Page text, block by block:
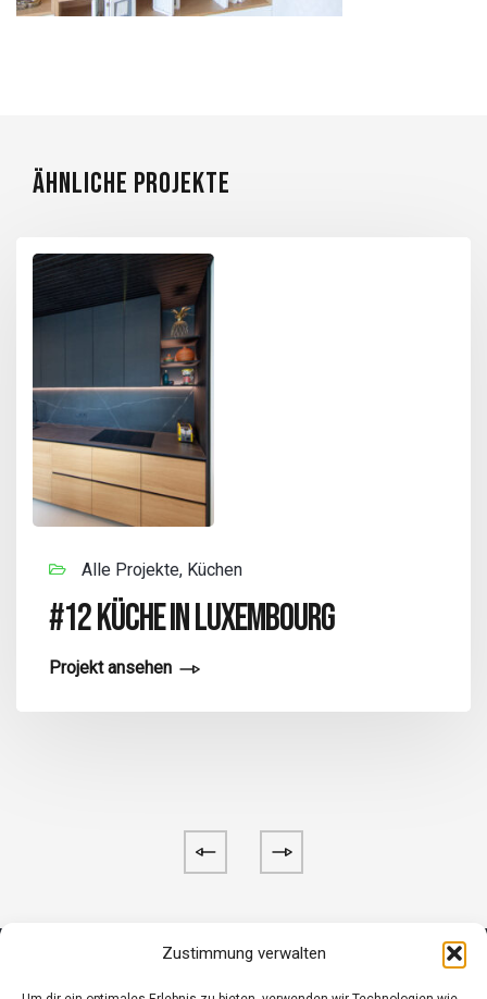
Zustimmung verwalten
ÄHNLICHE PROJEKTE
Alle Projekte, Küchen
#12 KÜCHE IN LUXEMBOURG
Projekt ansehen